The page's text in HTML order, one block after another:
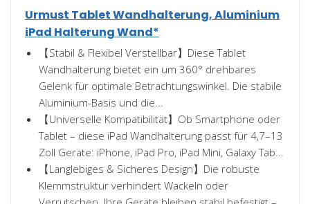
Urmust Tablet Wandhalterung, Aluminium
iPad Halterung Wand*
【Stabil & Flexibel Verstellbar】Diese Tablet
Wandhalterung bietet ein um 360° drehbares
Gelenk für optimale Betrachtungswinkel. Die stabile
Aluminium-Basis und die...
【Universelle Kompatibilität】Ob Smartphone oder
Tablet – diese iPad Wandhalterung passt für 4,7–13
Zoll Geräte: iPhone, iPad Pro, iPad Mini, Galaxy Tab...
【Langlebiges & Sicheres Design】Die robuste
Klemmstruktur verhindert Wackeln oder